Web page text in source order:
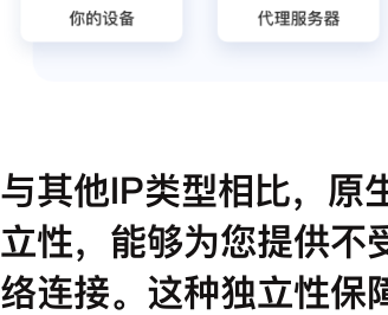
与其他IP类型相比，原
立性，能够为您提供不
络连接。这种独立性保